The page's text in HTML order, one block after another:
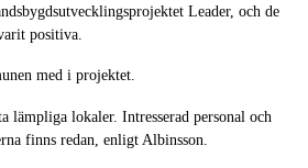
Leader, och de
positiva.
med i projektet.
lämpliga lokaler. Intresserad personal och
finns redan, enligt Albinsson.